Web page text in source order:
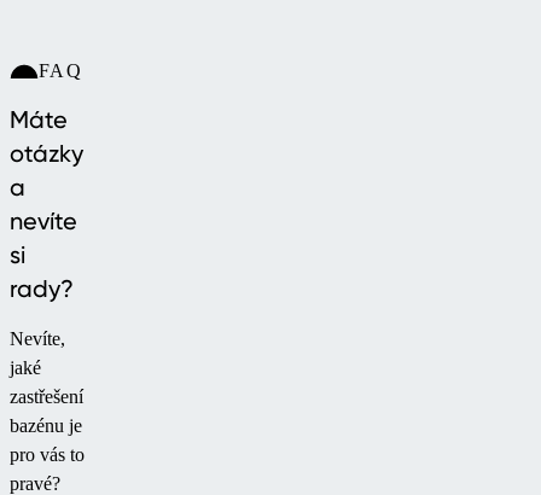
FAQ
Máte
otázky
a
nevíte
si
rady?
Nevíte,
jaké
zastřešení
bazénu je
pro vás to
pravé?